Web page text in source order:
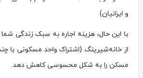
و ایرانیان)
با این حال، هزینه اجاره به سبک زندگی
از خانه‌شیرینگ (اشتراک واحد مسکونی با
مسکن را به شکل محسوسی کاهش دهد.